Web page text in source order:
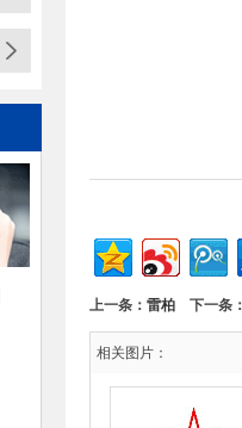
上一条： 雷柏 下一条
相关图片：